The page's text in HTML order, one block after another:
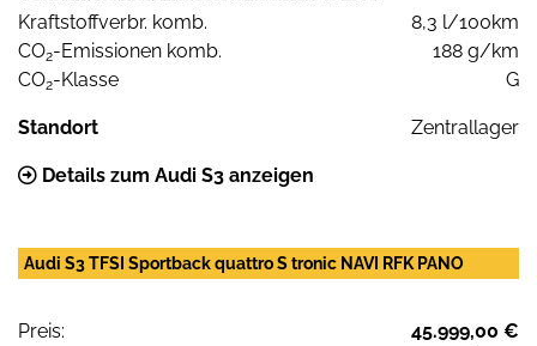
Kraftstoffverbr. komb.
8,3 l/100km
CO2-Emissionen komb.
188 g/km
CO2-Klasse G
Standort Zentrallager
Details zum Audi S3 anzeigen
Audi S3 TFSI Sportback quattro S tronic NAVI RFK PANO
Preis:
45.999,00 €